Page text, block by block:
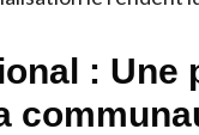
: Une